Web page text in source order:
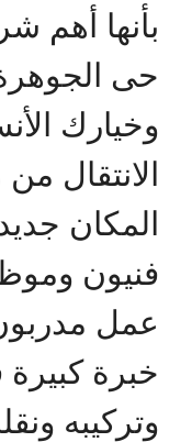
بأنها أهم
وخيارك
الانتقال
المكان
فنيون
عمل
خبرة
وتركيبه